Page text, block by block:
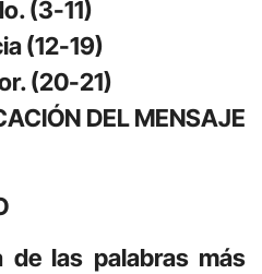
(3-11)
(12-19)
(20-21)
DEL MENSAJE
de las palabras más